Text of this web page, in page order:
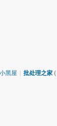
小黑屋 批处理之家 (